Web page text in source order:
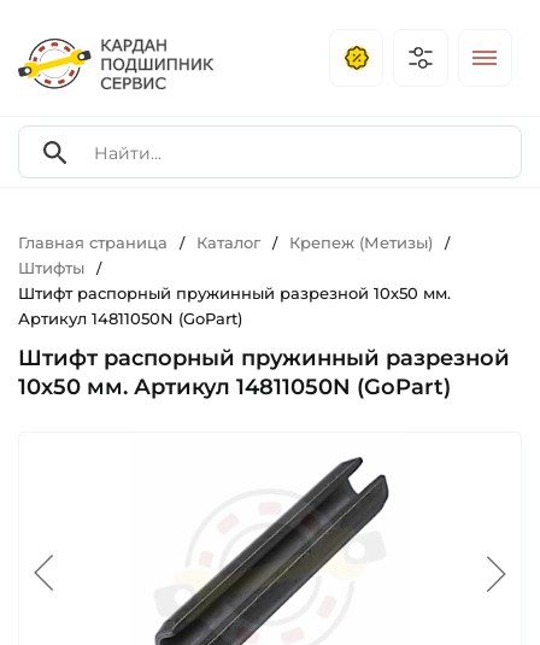
Главная страница / Каталог / Крепеж (Метизы) /
Штифты /
Штифт распорный пружинный разрезной 10х50 мм.
Артикул 14811050N (GoPart)
Штифт распорный пружинный разрезной
10х50 мм. Артикул 14811050N (GoPart)